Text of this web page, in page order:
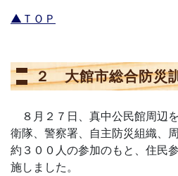
▲ＴＯＰ
２ 大館市総合防災
８月２７日、真中公民館周辺
衛隊、警察署、自主防災組織、
約３００人の参加のもと、住民
施しました。